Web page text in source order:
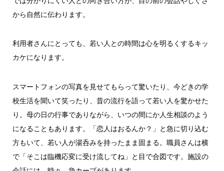
から自然に伝わります。
利用者さんにとっても、若い人との時間は心を明るくするキッ
カケになります。
スマートフォンの写真を見せてもらって驚いたり、今どきの学
校生活を聞いて笑ったり、昔の流行を語って若い人を驚かせた
り。母の日の行事でありながら、いつの間にか人生相談のよう
になることもあります。「恋人はおるんか？」と急に切り込む
方もいて、若い人が湯呑みを持ったまま固まる。職員さんは横
で「そこは臨機応変に受け流してね」と目で合図です。施設の